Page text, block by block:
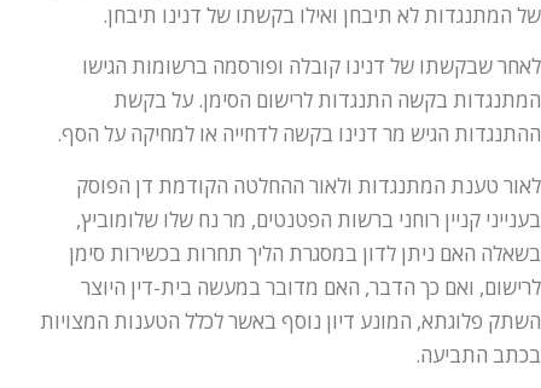
של המתנגדות לא תיבחן ואילו בקשתו של דנינו תיבחן.
לאחר שבקשתו של דנינו קובלה ופורסמה ברשומות הגישו
המתנגדות בקשה התנגדות לרישום הסימן. על בקשת
ההתנגדות הגיש מר דנינו בקשה לדחייה או למחיקה על הסף.
לאור טענת המתנגדות ולאור ההחלטה הקודמת דן הפוסק
בענייני קניין רוחני ברשות הפטנטים, מר נח שלו שלומוביץ,
בשאלה האם ניתן לדון במסגרת הליך תחרות בכשירות סימן
לרישום, ואם כך הדבר, האם מדובר במעשה בית-דין היוצר
השתק פלוגתא, המונע דיון נוסף באשר לכלל הטענות המצויות
בכתב התביעה.